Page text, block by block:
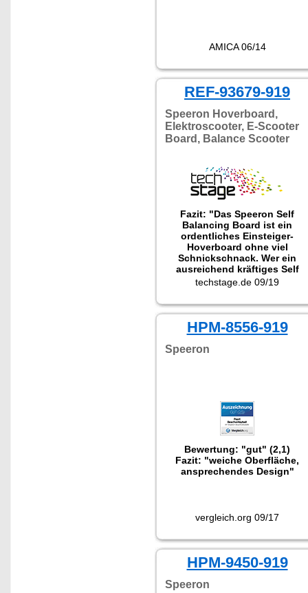
AMICA 06/14
REF-93679-919
Speeron Hoverboard,
Elektroscooter, E-Scooter
Board, Balance Scooter
Fazit: "Das Speeron Self
Balancing Board ist ein
ordentliches Einsteiger-
Hoverboard ohne viel
Schnickschnack. Wer ein
ausreichend kräftiges Self
Balancing Board für Draußen
sucht, bekommt ein
zuverlässiges Gerät, welches
auch für schwerere Fahrer
geeignet ist."
techstage.de 09/19
HPM-8556-919
Speeron
Bewertung: "gut" (2,1)
Fazit: "weiche Oberfläche,
ansprechendes Design"
vergleich.org 09/17
HPM-9450-919
Speeron